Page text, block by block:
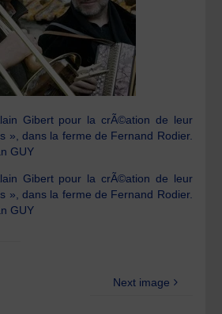
Gibert pour la crÃ©ation de leur
», dans la ferme de Fernand Rodier.
GUY
Gibert pour la crÃ©ation de leur
», dans la ferme de Fernand Rodier.
GUY
Next image